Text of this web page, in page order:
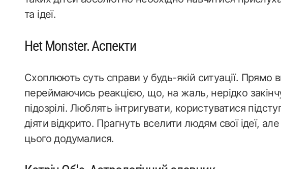
та ідеї.
Het Monster. Аспекти
Схоплюють суть справи у будь-якій ситуації.
переймаючись реакцією, що, на жаль, нерідко
підозрілі. Люблять інтригувати, користуватися
діяти відкрито. Прагнуть вселити людям свої ідеї,
цього додумалися.